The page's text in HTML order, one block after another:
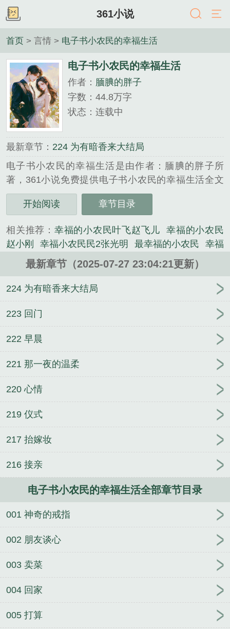
361小说
首页 > 言情 > 电子书小农民的幸福生活
电子书小农民的幸福生活
作者： 腼腆的胖子
字数：44.8万字
状态：连载中
最新章节： 224 为有暗香来大结局
电子书小农民的幸福生活是由作者：腼腆的胖子所
著，361小说免费提供电子书小农民的幸福生活全文
在线阅读。
三秒记住本站：361小说 网址：www.361xs.com...
的言情类小说。
开始阅读 章节目录
相关推荐： 幸福的小农民叶飞赵飞儿
幸福的小农民
赵小刚
幸福小农民民2张光明 最幸福的小农民
幸福
的小农民故事
幸福小农民阅读
幸福的小农民叶飞免
费阅读 幸福的小农民李大伟 幸福小农民季大韦
福的小农民图片 小农民的幸福生活大海
幸福小农民
农民最新章节
幸福小农民
免费全集
幸福的小农民。在哪个
阁全文
幸福小农民免费
幸福
小农民短剧马玉芬
幸福的小农民
幸福小农民全文
幸福的小
农民孙刚
幸
最新章节（2025-07-27 23:04:21更新）
224 为有暗香来大结局
223 回门
222 早晨
221 那一夜的温柔
220 心情
219 仪式
217 抬嫁妆
216 接亲
电子书小农民的幸福生活全部章节目录
001 神奇的戒指
002 朋友谈心
003 卖菜
004 回家
005 打算